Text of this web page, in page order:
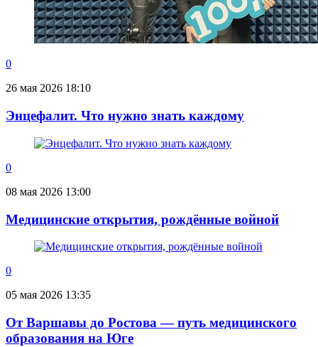
0
26 мая 2026 18:10
Энцефалит. Что нужно знать каждому
0
08 мая 2026 13:00
Медицинские открытия, рождённые войной
0
05 мая 2026 13:35
От Варшавы до Ростова — путь медицинского
образования на Юге